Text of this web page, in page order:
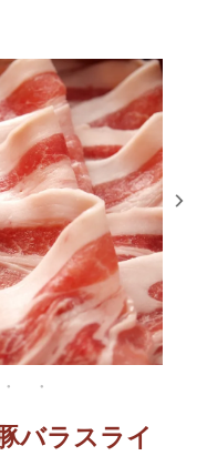
バラスライ